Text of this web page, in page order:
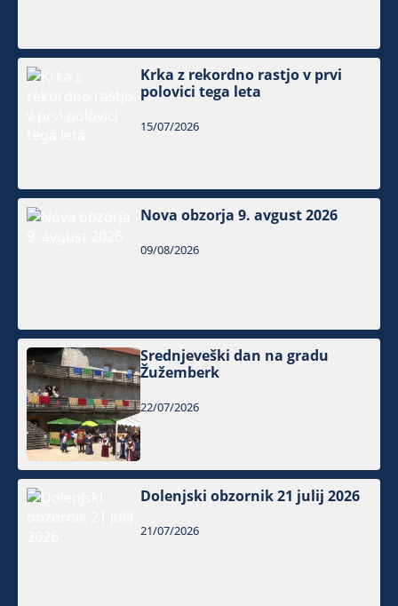
Krka z rekordno rastjo v prvi
polovici tega leta
15/07/2026
Nova obzorja 9. avgust 2026
09/08/2026
Srednjeveški dan na gradu
Žužemberk
22/07/2026
Dolenjski obzornik 21 julij 2026
21/07/2026